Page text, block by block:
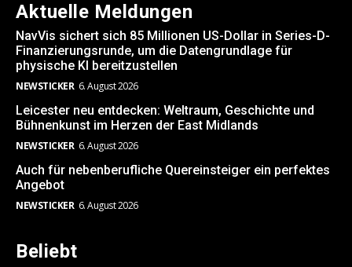
Aktuelle Meldungen
NavVis sichert sich 85 Millionen US-Dollar in Series-D-
Finanzierungsrunde, um die Datengrundlage für
physische KI bereitzustellen
NEWSTICKER 6. August 2026
Leicester neu entdecken: Weltraum, Geschichte und
Bühnenkunst im Herzen der East Midlands
NEWSTICKER 6. August 2026
Auch für nebenberufliche Quereinsteiger ein perfektes
Angebot
NEWSTICKER 6. August 2026
Beliebt